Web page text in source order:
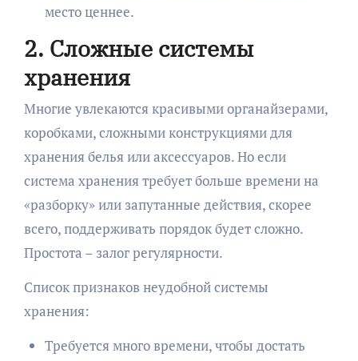
место ценнее.
2. Сложные системы
хранения
Многие увлекаются красивыми органайзерами,
коробками, сложными конструкциями для
хранения белья или аксессуаров. Но если
система хранения требует больше времени на
«разборку» или запутанные действия, скорее
всего, поддерживать порядок будет сложно.
Простота – залог регулярности.
Список признаков неудобной системы
хранения:
Требуется много времени, чтобы достать